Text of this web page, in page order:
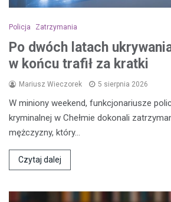
Policja Zatrzymania
Po dwóch latach
w końcu trafił za kratki
Mariusz Wieczorek 5 sierpnia 2026
W miniony weekend, funkcjonariusze
kryminalnej w Chełmie dokonali
mężczyzny, który…
Czytaj dalej